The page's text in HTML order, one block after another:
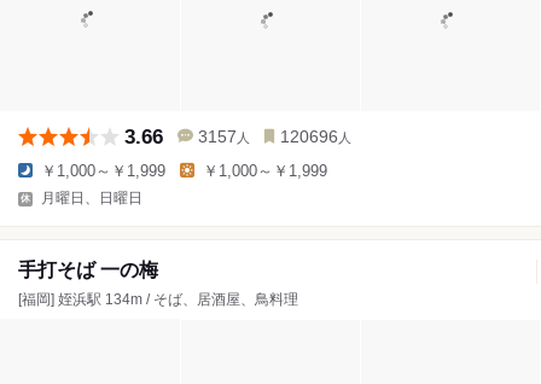
3.66 3157 人 120696 人
￥1,000～￥1,999 ￥1,000～￥1,999
月曜日、日曜日
手打そば 一の梅
[福岡] 姪浜駅 134m / そば、居酒屋、鳥料理